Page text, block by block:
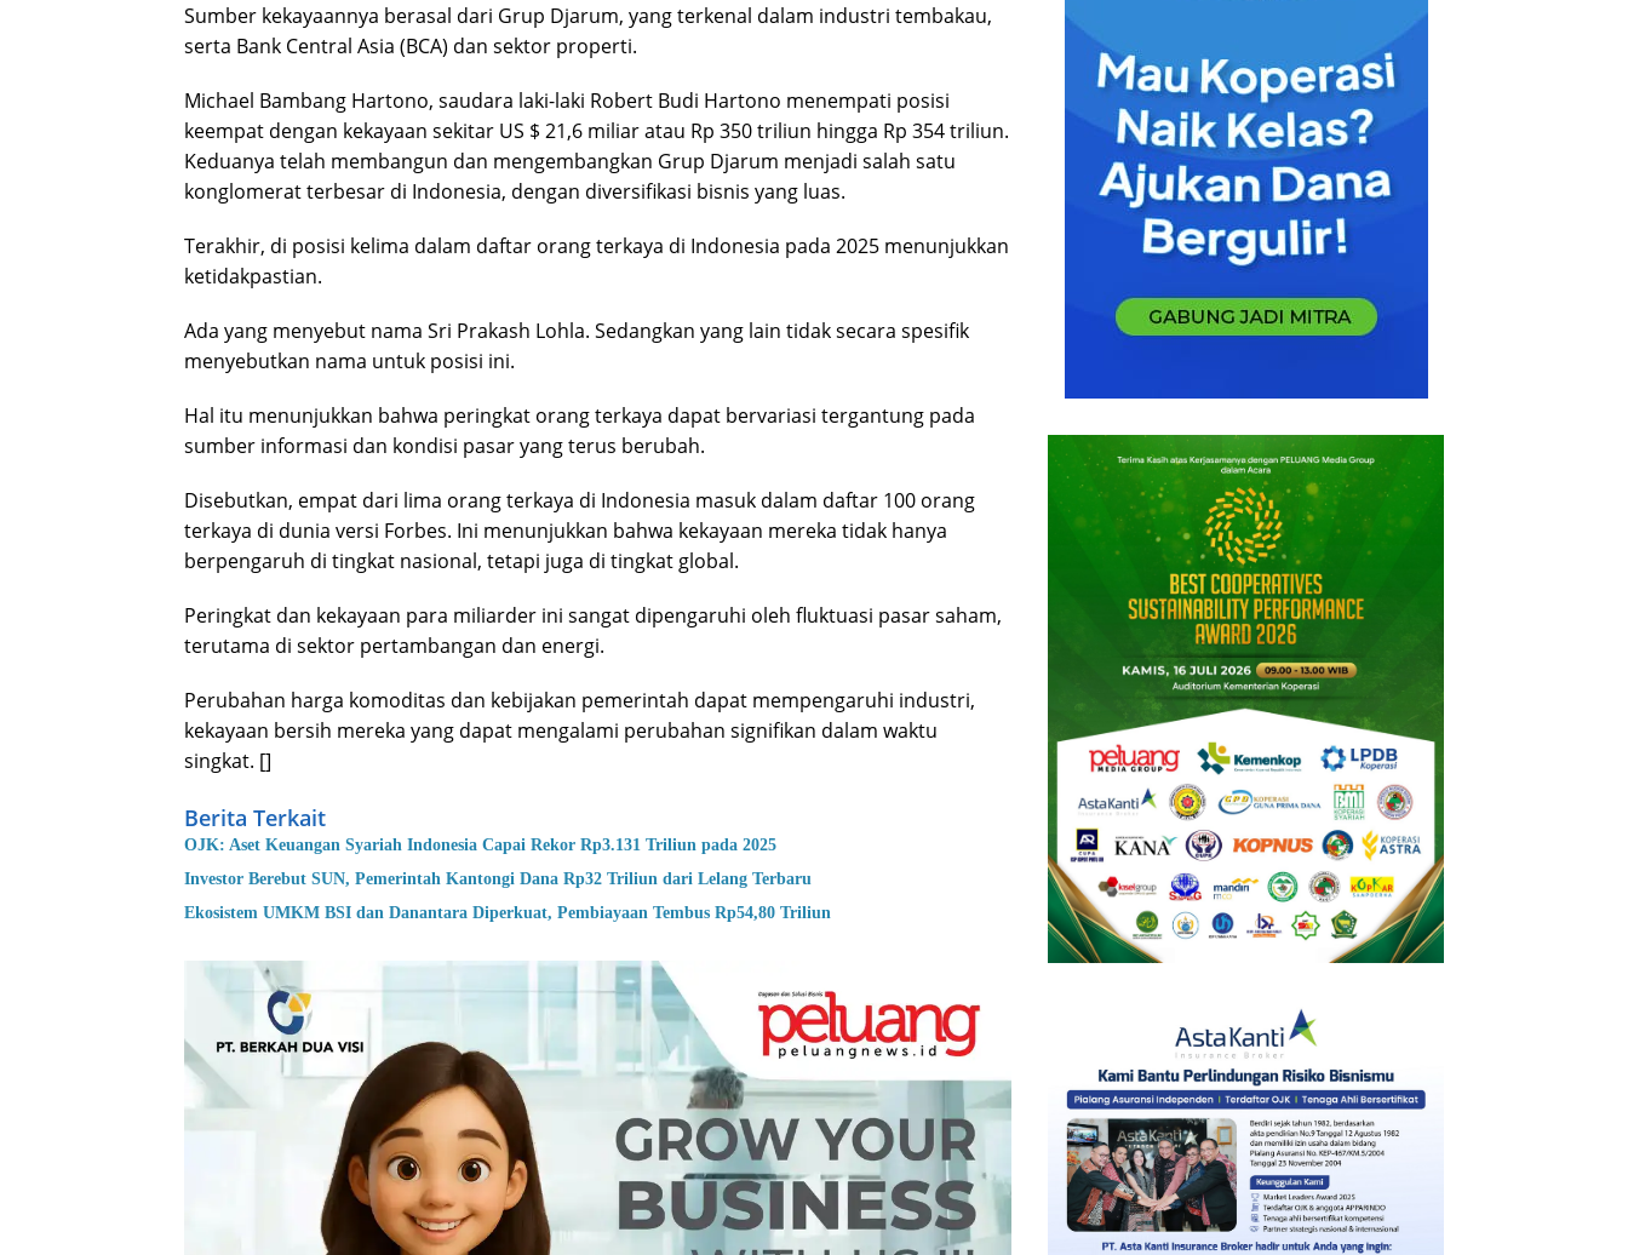
Sumber kekayaannya berasal dari Grup Djarum, yang terkenal dalam industri tembakau,
serta Bank Central Asia (BCA) dan sektor properti.
Michael Bambang Hartono, saudara laki-laki Robert Budi Hartono menempati posisi
keempat dengan kekayaan sekitar US $ 21,6 miliar atau Rp 350 triliun hingga Rp 354 triliun.
Keduanya telah membangun dan mengembangkan Grup Djarum menjadi salah satu
konglomerat terbesar di Indonesia, dengan diversifikasi bisnis yang luas.
Terakhir, di posisi kelima dalam daftar orang terkaya di Indonesia pada 2025 menunjukkan
ketidakpastian.
Ada yang menyebut nama Sri Prakash Lohla. Sedangkan yang lain tidak secara spesifik
menyebutkan nama untuk posisi ini.
Hal itu menunjukkan bahwa peringkat orang terkaya dapat bervariasi tergantung pada
sumber informasi dan kondisi pasar yang terus berubah.
Disebutkan, empat dari lima orang terkaya di Indonesia masuk dalam daftar 100 orang
terkaya di dunia versi Forbes. Ini menunjukkan bahwa kekayaan mereka tidak hanya
berpengaruh di tingkat nasional, tetapi juga di tingkat global.
Peringkat dan kekayaan para miliarder ini sangat dipengaruhi oleh fluktuasi pasar saham,
terutama di sektor pertambangan dan energi.
Perubahan harga komoditas dan kebijakan pemerintah dapat mempengaruhi industri,
kekayaan bersih mereka yang dapat mengalami perubahan signifikan dalam waktu
singkat. []
Berita Terkait
OJK: Aset Keuangan Syariah Indonesia Capai Rekor Rp3.131 Triliun pada 2025
Investor Berebut SUN, Pemerintah Kantongi Dana Rp32 Triliun dari Lelang Terbaru
Ekosistem UMKM BSI dan Danantara Diperkuat, Pembiayaan Tembus Rp54,80 Triliun